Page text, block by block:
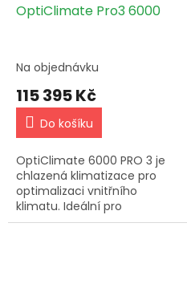
OptiClimate Pro3 6000
Na objednávku
115 395 Kč
Do košíku
OptiClimate 6000 PRO 3 je
chlazená klimatizace pro
optimalizaci vnitřního
klimatu. Ideální pro
10x600W, s chladicím